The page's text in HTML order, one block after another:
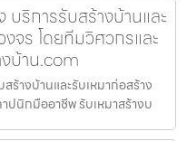
ริการรับสร้างบ้านและ
จร โดยทีมวิศวกรและ
บ้าน.com
างบ้านและรับเหมาก่อสร้าง
ปนิกมืออาชีพ รับเหมาสร้างบ